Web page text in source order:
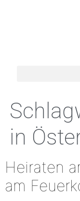
in
Heiraten
am